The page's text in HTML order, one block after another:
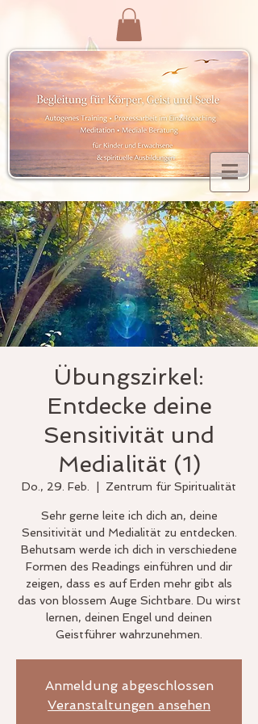
Übungszirkel:
Entdecke deine
Sensitivität und
Medialität (1)
Do., 29. Feb. Zentrum für Spiritualität
Sehr gerne leite ich dich an, deine
Sensitivität und Medialität zu entdecken.
Behutsam werde ich dich in verschiedene
Formen des Readings einführen und dir
zeigen, dass es auf Erden mehr gibt als
das von blossem Auge Sichtbare. Du wirst
lernen, deinen Engel und deinen
Geistführer wahrzunehmen.
Anmeldung abgeschlossen
Veranstaltungen ansehen